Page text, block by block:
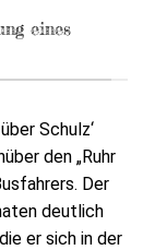
eines
Schulz‘
den „Ruhr
Der
deutlich
er sich in der